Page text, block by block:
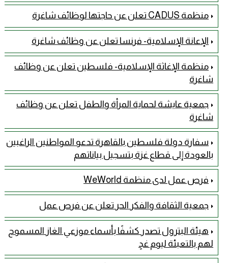
منظمة CADUS تعلن عن حاجتها لوظائف شاغرة
الإعانة الإسلامية- فرنسا تعلن عن وظائف شاغرة
منظمة الإغاثة الإسلامية- فلسطين تعلن عن وظائف
شاغرة
جمعية عايشة لحماية المرأة والطفل تعلن عن وظائف
شاغرة
سفارة دولة فلسطين بالقاهرة تدعو المواطنين الراغبين
بالعودة إلى قطاع غزة بتسجيل بياناتهم
فرص عمل لدى منظمة WeWorld
جمعية الثقافة والفكر الحر تعلن عن فرص عمل
هيئة البترول تصدر كشفًا بأسماء موزعي الغاز المسموح
لهم بالتعبئة ليوم غدٍ